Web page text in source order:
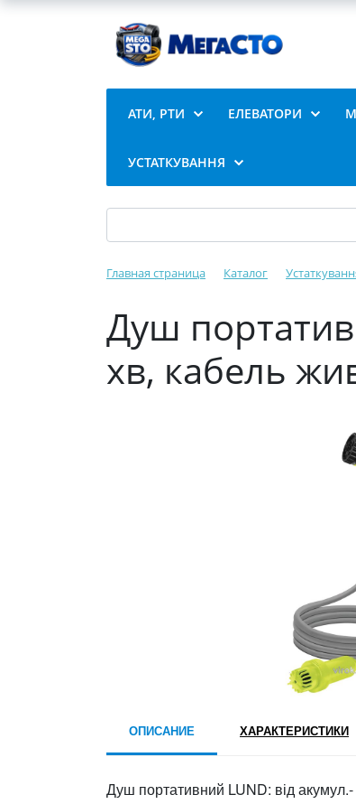
АТИ, РТИ ЕЛЕВАТОРИ
УСТАТКУВАННЯ
Главная страница Каталог
Душ
хв, кабель
ОПИСАНИЕ ХАРАКТЕРИСТИКИ
Душ портативний LUND: від